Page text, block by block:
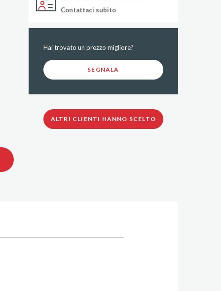
Contattaci subito
Hai trovato un prezzo migliore?
SEGNALA
ALTRI CLIENTI HANNO SCELTO